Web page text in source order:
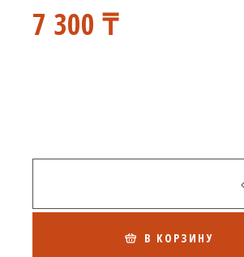
7 300₸
В КОРЗИНУ